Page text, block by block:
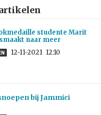
studente Marit
naar meer
12-11-2021 12:10
bij Jammici